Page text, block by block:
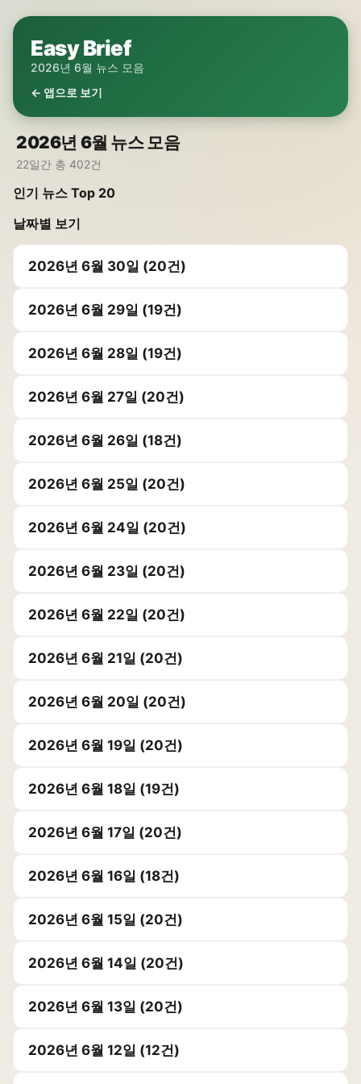
Easy Brief
2026년 6월 뉴스 모음
← 앱으로 보기
2026년 6월 뉴스 모음
22일간 총 402건
인기 뉴스 Top 20
날짜별 보기
2026년 6월 30일 (20건)
2026년 6월 29일 (19건)
2026년 6월 28일 (19건)
2026년 6월 27일 (20건)
2026년 6월 26일 (18건)
2026년 6월 25일 (20건)
2026년 6월 24일 (20건)
2026년 6월 23일 (20건)
2026년 6월 22일 (20건)
2026년 6월 21일 (20건)
2026년 6월 20일 (20건)
2026년 6월 19일 (20건)
2026년 6월 18일 (19건)
2026년 6월 17일 (20건)
2026년 6월 16일 (18건)
2026년 6월 15일 (20건)
2026년 6월 14일 (20건)
2026년 6월 13일 (20건)
2026년 6월 12일 (12건)